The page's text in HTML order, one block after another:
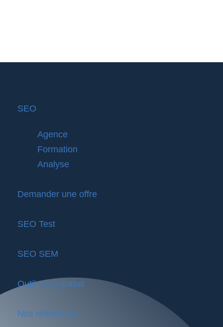
SEO
Agence
Formation
Analyse
Demander une offre
SEO Test
SEO SEM
Outil SEO gratuit
Nos références